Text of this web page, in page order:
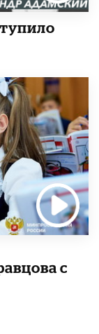
с